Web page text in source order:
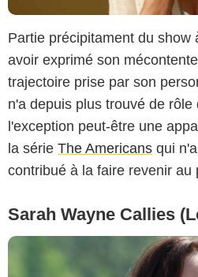
Partie précipitament du show
avoir exprimé son
trajectoire prise par son
n'a depuis plus trouvé de rôle
l'exception peut-être une
la série The Americans qui
contribué à la faire revenir au
Sarah Wayne Callies